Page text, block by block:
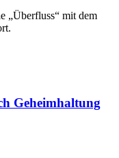
„Überfluss“ mit dem
Geheimhaltung